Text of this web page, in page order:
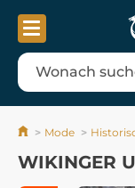
Mode
WIKINGER